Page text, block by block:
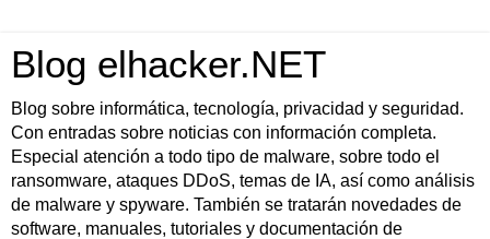
Blog elhacker.NET
Blog sobre informática, tecnología, privacidad y seguridad.
Con entradas sobre noticias con información completa.
Especial atención a todo tipo de malware, sobre todo el
ransomware, ataques DDoS, temas de IA, así como análisis
de malware y spyware. También se tratarán novedades de
software, manuales, tutoriales y documentación de